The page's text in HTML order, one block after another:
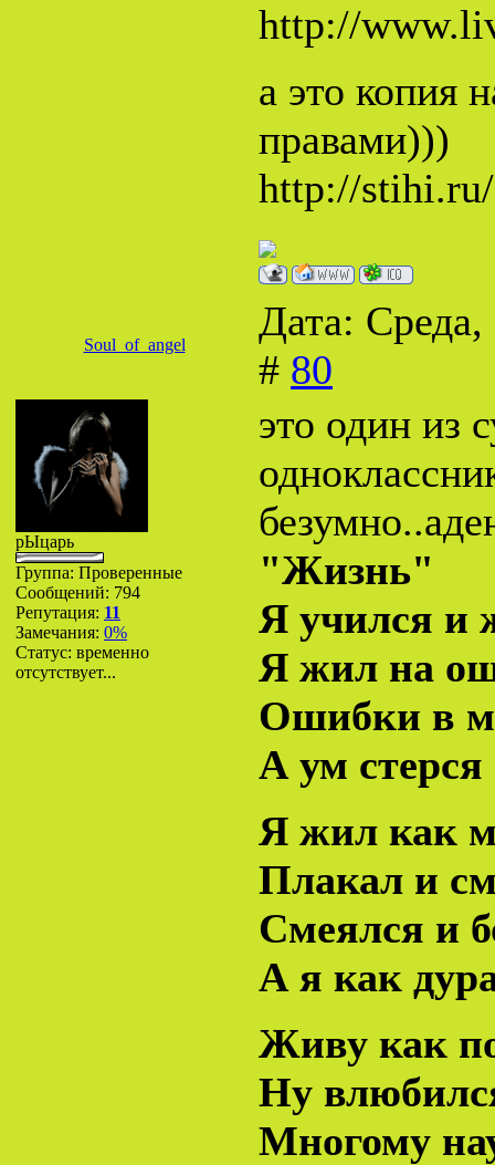
http://
а это копия
правами)))
http://
Soul_of_angel
Дата:
# 80
рЫцарь
Группа: Проверенные
Сообщений: 794
Репутация: 11
Замечания: 0%
Статус: временно
отсутствует...
это один из
"Жизнь"
Я учился и
Я жил на
Ошибки в
А ум
Я жил как
Плакал и
Смеялся и
А я как
Живу как
Ну
Многому